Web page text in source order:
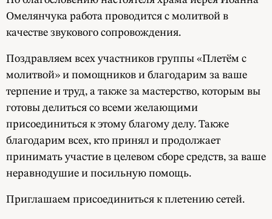
Омелянчука работа проводится с молитвой в
качестве звукового сопровождения.
Поздравляем всех участников группы «Плетём с
молитвой» и помощников и благодарим за ваше
терпение и труд, а также за мастерство, которым вы
готовы делиться со всеми желающими
присоединиться к этому благому делу. Также
благодарим всех, кто принял и продолжает
принимать участие в целевом сборе средств, за ваше
неравнодушие и посильную помощь.
Приглашаем присоединиться к плетению сетей.